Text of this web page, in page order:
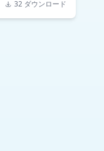
32 ダウンロード